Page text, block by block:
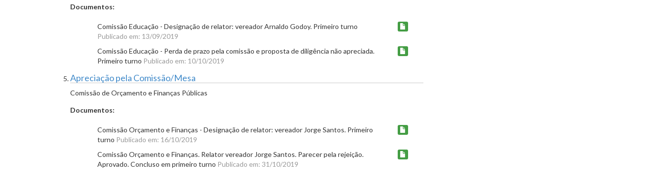
Documentos:
Comissão Educação - Designação de relator: vereador Arnaldo Godoy. Primeiro turno
Publicado em: 13/09/2019
Comissão Educação - Perda de prazo pela comissão e proposta de diligência não apreciada.
Primeiro turno Publicado em: 10/10/2019
Apreciação pela Comissão/Mesa
Comissão de Orçamento e Finanças Públicas
Documentos:
Comissão Orçamento e Finanças - Designação de relator: vereador Jorge Santos. Primeiro
turno Publicado em: 16/10/2019
Comissão Orçamento e Finanças. Relator vereador Jorge Santos. Parecer pela rejeição.
Aprovado. Concluso em primeiro turno Publicado em: 31/10/2019